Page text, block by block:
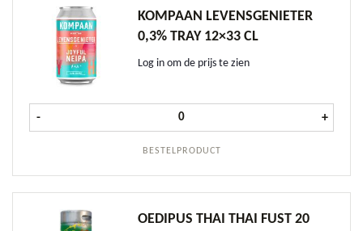
KOMPAAN LEVENSGENIETER
0,3% TRAY 12×33 CL
Log in om de prijs te zien
BESTELPRODUCT
- Kompaan Levensgenieter 0,3%
+
OEDIPUS THAI THAI FUST 20